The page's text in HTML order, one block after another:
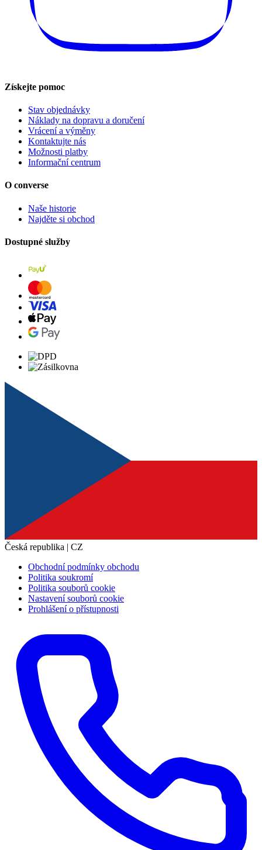
Získejte pomoc
Stav objednávky
Náklady na dopravu a doručení
Vrácení a výměny
Kontaktujte nás
Možnosti platby
Informační centrum
O converse
Naše historie
Najděte si obchod
Dostupné služby
Česká republika | CZ
Obchodní podmínky obchodu
Politika soukromí
Politika souborů cookie
Nastavení souborů cookie
Prohlášení o přístupnosti